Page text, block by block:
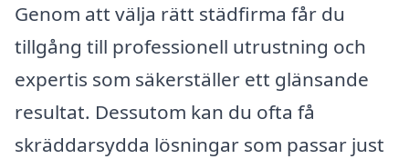
Genom att välja rätt städfirma får du
tillgång till professionell utrustning och
expertis som säkerställer ett glänsande
resultat. Dessutom kan du ofta få
skräddarsydda lösningar som passar just